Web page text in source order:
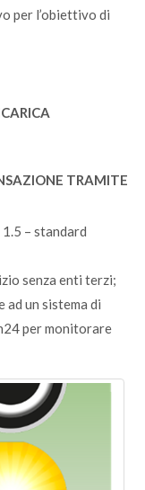
per l’obiettivo di
TRAMITE
– standard
senza enti terzi;
un sistema di
per monitorare